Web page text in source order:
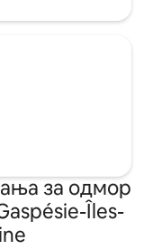
за одмор
Îles-